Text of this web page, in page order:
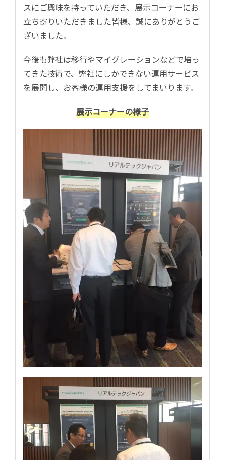
スにご興味を持っていただき、展示コーナーにお
立ち寄りいただきました皆様、誠にありがとうご
ざいました。
今後も弊社は移行やマイグレーションなどで培っ
てきた技術で、弊社にしかできない運用サービス
を展開し、お客様の運用支援をしてまいります。
展示コーナーの様子